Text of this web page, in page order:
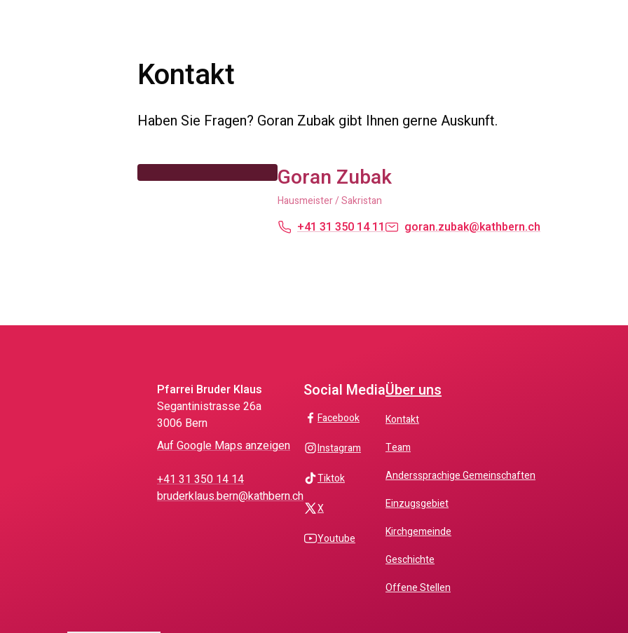
Kontakt
Haben Sie Fragen? Goran Zubak gibt Ihnen gerne Auskunft.
Goran Zubak
Hausmeister / Sakristan
+41 31 350 14 11 goran.zubak@kathbern.ch
Pfarrei Bruder Klaus
Segantinistrasse 26a
3006 Bern
Auf Google Maps anzeigen
+41 31 350 14 14
bruderklaus.bern@kathbern.ch
Social Media
facebook
instagram
tiktok
x
youtube
Über uns
Kontakt
Team
Anderssprachige Gemeinschaften
Einzugsgebiet
Kirchgemeinde
Geschichte
Offene Stellen